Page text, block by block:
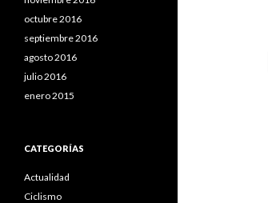
octubre 2016
septiembre 2016
agosto 2016
julio 2016
enero 2015
CATEGORÍAS
Actualidad
Ciclismo